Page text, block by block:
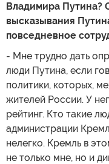
Владимира Путина?
высказывания
повседневное
- Мне трудно дать
люди Путина, если
политики, которых,
жителей России. У
рейтинг. Кто такие
администрации
нелегко. Кремль в
не только мне, но и